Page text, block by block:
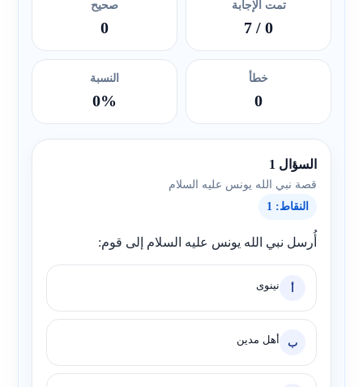
تمت الإجابة
0
/ 7
صحيح
0
خطأ
0
النسبة
0%
السؤال 1
قصة نبي الله يونس عليه السلام
النقاط: 1
أُرسل نبي الله يونس عليه السلام إلى قوم:
أ نينوى
ب أهل مدين